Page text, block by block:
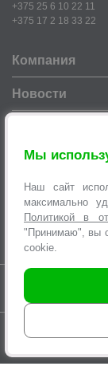
Мы
Наш сайт
максимально
Политикой в
"Принимаю", вы
cookie.
+375 25 6 10 22 11
+375 17 2 18 33 22
Компания
Новости
Информация
Оформление
multi@sila.byООО